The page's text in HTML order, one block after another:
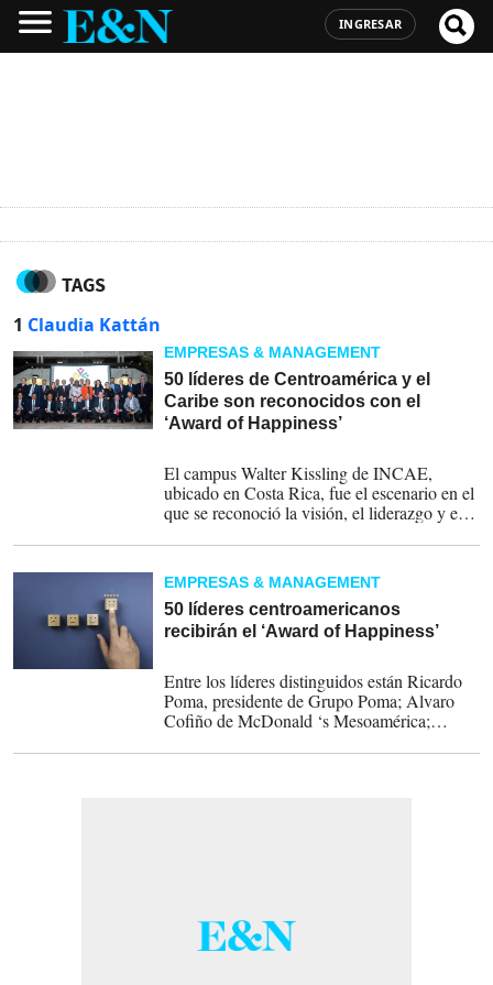
INGRESAR
TAGS
1 Claudia Kattán
EMPRESAS & MANAGEMENT
50 líderes de Centroamérica y el
Caribe son reconocidos con el
‘Award of Happiness’
El campus Walter Kissling de INCAE,
ubicado en Costa Rica, fue el escenario en el
que se reconoció la visión, el liderazgo y el
de los colaboradores que han encabezado
mujeres y hombres del mundo empresarial.
EMPRESAS & MANAGEMENT
50 líderes centroamericanos
recibirán el ‘Award of Happiness’
Entre los líderes distinguidos están Ricardo
Poma, presidente de Grupo Poma; Alvaro
Cofiño de McDonald ‘s Mesoamérica;
Vargas Montealegre de Cargill.